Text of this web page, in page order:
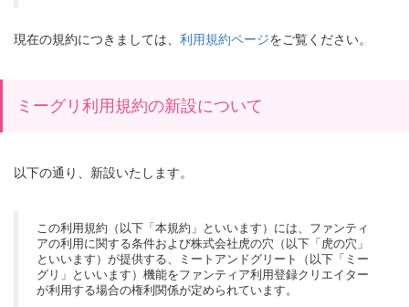
現在の規約につきましては、 利用規約ページをご覧ください。
ミーグリ利用規約の新設について
以下の通り、新設いたします。
この利用規約（以下「本規約」といいます）には、ファンティ
アの利用に関する条件および株式会社虎の穴（以下「虎の穴」
といいます）が提供する、ミートアンドグリート（以下「ミー
グリ」といいます）機能をファンティア利用登録クリエイター
が利用する場合の権利関係が定められています。